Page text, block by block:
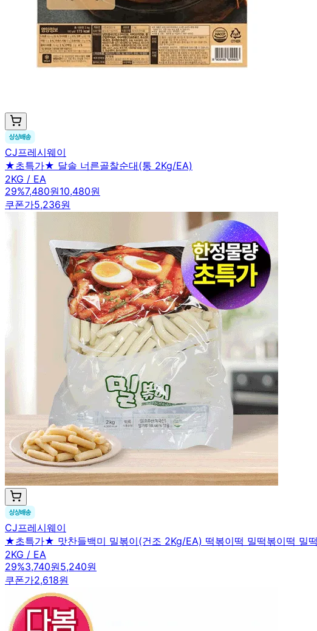
CJ프레시웨이
★초특가★ 달솔 너른골찰순대(통 2Kg/EA)
2KG / EA
29%7,480원10,480원
쿠폰가5,236원
CJ프레시웨이
★초특가★ 맛찬들백미 밀볶이(건조 2Kg/EA) 떡볶이떡 밀떡볶이떡 밀
2KG / EA
29%3,740원5,240원
쿠폰가2,618원